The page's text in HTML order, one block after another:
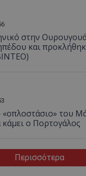
στην
και
του
ο Πορτογάλος
Περισσότερα